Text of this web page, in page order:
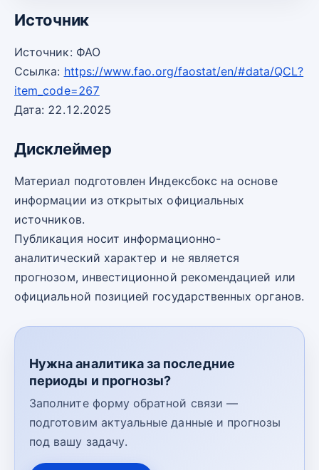
Источник
Источник: ФАО
Ссылка: https://www.fao.org/faostat/en/#data/QCL?
item_code=267
Дата: 22.12.2025
Дисклеймер
Материал подготовлен Индексбокс на основе
информации из открытых официальных
источников.
Публикация носит информационно-
аналитический характер и не является
прогнозом, инвестиционной рекомендацией или
официальной позицией государственных органов.
Нужна аналитика за последние
периоды и прогнозы?
Заполните форму обратной связи —
подготовим актуальные данные и прогнозы
под вашу задачу.